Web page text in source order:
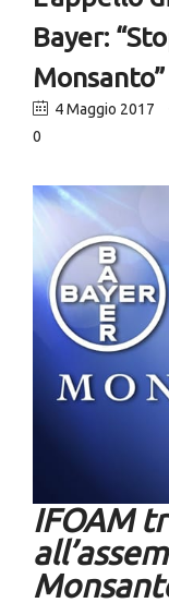
Bayer:
Monsanto”
4 Maggio 2017
0
IFOAM